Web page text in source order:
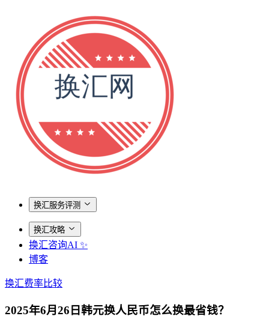
换汇服务评测
换汇攻略
换汇咨询AI ✨
博客
换汇费率比较
2025年6月26日韩元换人民币怎么换最省钱？